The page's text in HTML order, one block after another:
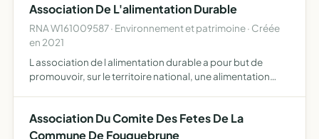
d'échanger la passion…
Association De L'alimentation Durable
RNA W161009587 · Environnement et patrimoine · Créée
en 2021
L association de l alimentation durable a pour but de
promouvoir, sur le territoire national, une alimentation
Association Du Comite Des Fetes De La
Commune De Fouquebrune